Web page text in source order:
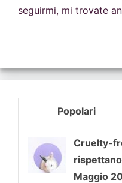
seguirmi, mi trovate
Popolari
Cruelty-
rispettano
Maggio